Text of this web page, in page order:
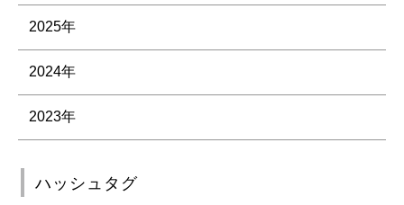
2025年
2024年
2023年
ハッシュタグ